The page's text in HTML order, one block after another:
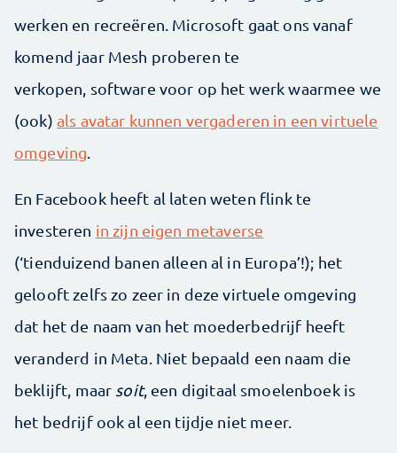
werken en recreëren. Microsoft gaat ons vanaf
komend jaar Mesh proberen te
verkopen, software voor op het werk waarmee we
(ook) als avatar kunnen vergaderen in een virtuele
omgeving.
En Facebook heeft al laten weten flink te
investeren in zijn eigen metaverse
(‘tienduizend banen alleen al in Europa’!); het
gelooft zelfs zo zeer in deze virtuele omgeving
dat het de naam van het moederbedrijf heeft
veranderd in Meta. Niet bepaald een naam die
beklijft, maar soit, een digitaal smoelenboek is
het bedrijf ook al een tijdje niet meer.